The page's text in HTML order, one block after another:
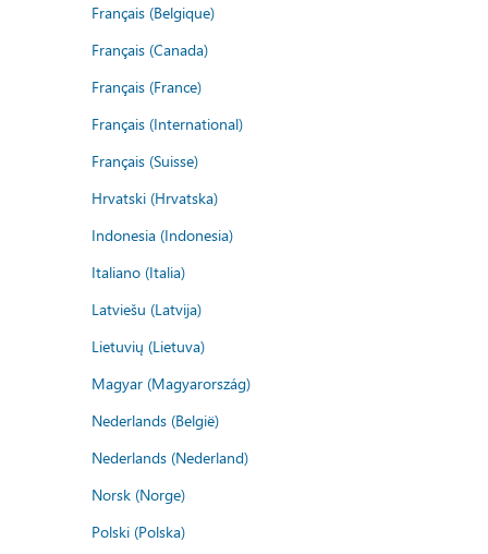
Français (Belgique)
Français (Canada)
Français (France)
Français (International)
Français (Suisse)
Hrvatski (Hrvatska)
Indonesia (Indonesia)
Italiano (Italia)
Latviešu (Latvija)
Lietuvių (Lietuva)
Magyar (Magyarország)
Nederlands (België)
Nederlands (Nederland)
Norsk (Norge)
Polski (Polska)